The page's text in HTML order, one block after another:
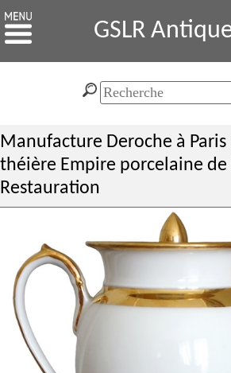
GSLR
Manufacture Deroche à Paris
théière Empire porcelaine de
Restauration